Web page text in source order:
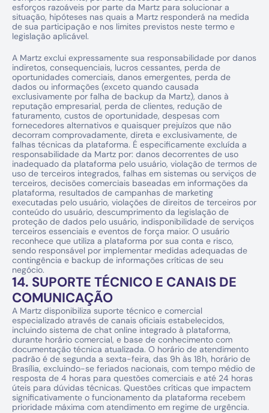
esforços razoáveis por parte da Martz para solucionar a
situação, hipóteses nas quais a Martz responderá na medida
de sua participação e nos limites previstos neste termo e
legislação aplicável.
A Martz exclui expressamente sua responsabilidade por danos
indiretos, consequenciais, lucros cessantes, perda de
oportunidades comerciais, danos emergentes, perda de
dados ou informações (exceto quando causada
exclusivamente por falha de backup da Martz), danos à
reputação empresarial, perda de clientes, redução de
faturamento, custos de oportunidade, despesas com
fornecedores alternativos e quaisquer prejuízos que não
decorram comprovadamente, direta e exclusivamente, de
falhas técnicas da plataforma. É especificamente excluída a
responsabilidade da Martz por: danos decorrentes de uso
inadequado da plataforma pelo usuário, violação de termos de
uso de terceiros integrados, falhas em sistemas ou serviços de
terceiros, decisões comerciais baseadas em informações da
plataforma, resultados de campanhas de marketing
executadas pelo usuário, violações de direitos de terceiros por
conteúdo do usuário, descumprimento da legislação de
proteção de dados pelo usuário, indisponibilidade de serviços
terceiros essenciais e eventos de força maior. O usuário
reconhece que utiliza a plataforma por sua conta e risco,
sendo responsável por implementar medidas adequadas de
contingência e backup de informações críticas de seu
negócio.
14. SUPORTE TÉCNICO E CANAIS DE
COMUNICAÇÃO
A Martz disponibiliza suporte técnico e comercial
especializado através de canais oficiais estabelecidos,
incluindo sistema de chat online integrado à plataforma,
durante horário comercial, e base de conhecimento com
documentação técnica atualizada. O horário de atendimento
padrão é de segunda a sexta-feira, das 9h às 18h, horário de
Brasília, excluindo-se feriados nacionais, com tempo médio de
resposta de 4 horas para questões comerciais e até 24 horas
úteis para dúvidas técnicas. Questões críticas que impactem
significativamente o funcionamento da plataforma recebem
prioridade máxima com atendimento em regime de urgência.